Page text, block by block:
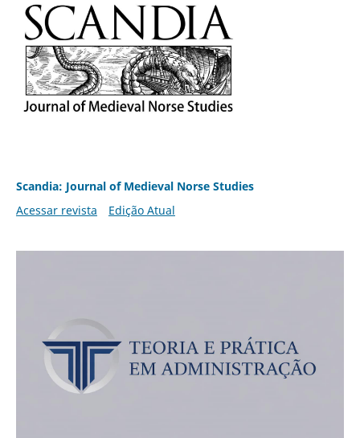
Scandia: Journal of Medieval Norse Studies
Acessar revista
Edição Atual